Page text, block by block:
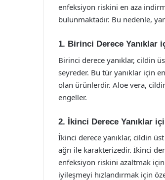
enfeksiyon riskini en aza
bulunmaktadır. Bu nedenle,
1. Birinci Derece Yanıklar
Birinci derece yanıklar, cildin
seyreder. Bu tür yanıklar için
olan ürünlerdir. Aloe vera,
engeller.
2. İkinci Derece Yanıklar
İkinci derece yanıklar, cildin
ağrı ile karakterizedir. İkinci
enfeksiyon riskini azaltmak
iyileşmeyi hızlandırmak için